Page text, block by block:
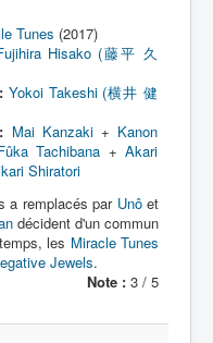
Tunes (2017)
Hisako (藤平 久
Yokoi Takeshi (横井 健
Mai Kanzaki+ Kanon
Tachibana +Akari
Shiratori
a remplacés par Unôet
décident d'un commun
les Miracle Tunes
Jewels.
Note : 3 / 5